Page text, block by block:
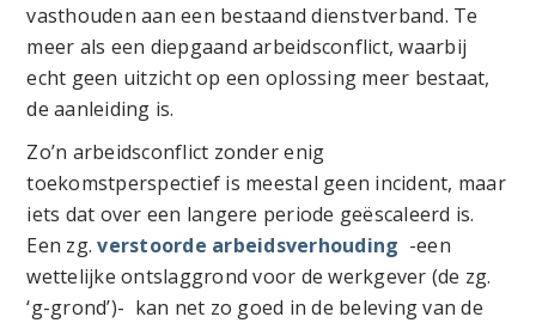
vasthouden aan een bestaand dienstverband. Te
meer als een diepgaand arbeidsconflict, waarbij
echt geen uitzicht op een oplossing meer bestaat,
de aanleiding is.
Zo’n arbeidsconflict zonder enig
toekomstperspectief is meestal geen incident, maar
iets dat over een langere periode geëscaleerd is.
Een zg.verstoorde arbeidsverhouding -een
wettelijke ontslaggrond voor de werkgever (de zg.
‘g-grond’)- kan net zo goed in de beleving van de